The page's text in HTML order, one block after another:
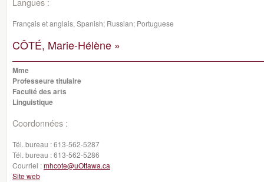
Français et anglais, Spanish; Russian; Portuguese
CÔTÉ, Marie-Hélène »
Mme
Professeure titulaire
Faculté des arts
Linguistique
Coordonnées :
Tél. bureau :613-562-5287
Tél. bureau :613-562-5286
Courriel :mhcote@uOttawa.ca
Site web